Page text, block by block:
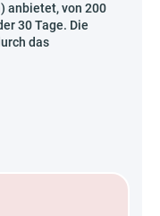
anbietet, von 200
30 Tage. Die
das